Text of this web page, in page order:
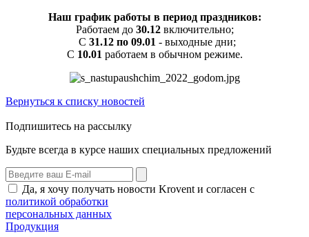
Наш график работы в период праздников:
Работаем до 30.12включительно;
С 31.12 по 09.01 - выходные дни;
С 10.01 работаем в обычном режиме.
Вернуться к списку новостей
Подпишитесь на рассылку
Будьте всегда в курсе наших специальных предложений
Да, я хочу получать новости Krovent и согласен с
политикой обработки
персональных данных
Продукция